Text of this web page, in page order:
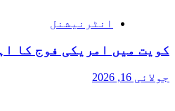
انٹرنیشنل
کویت میں امریکی فوج کا
جولائی 16, 2026